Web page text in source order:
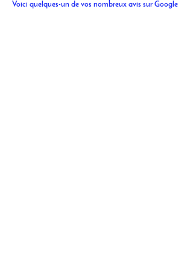
Voici quelques-un de vos nombreux avis sur Google